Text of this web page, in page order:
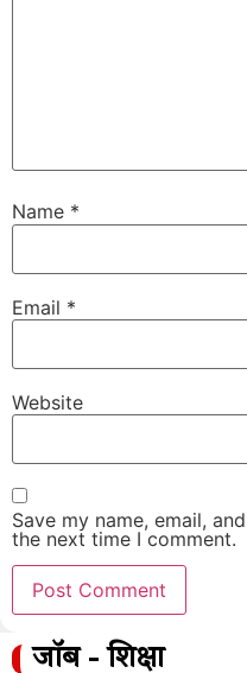
Name *
Email *
Website
Save my name, email,
the next time I comment.
जॉब - शिक्षा